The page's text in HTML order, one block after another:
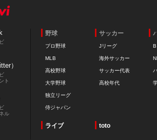
）
ト
ル
野球
プロ野球
MLB
高校野球
大学野球
独立リーグ
侍ジャパン
サッカー
Jリーグ
海外サッカー
サッカー代表
高校年代
ライブ toto